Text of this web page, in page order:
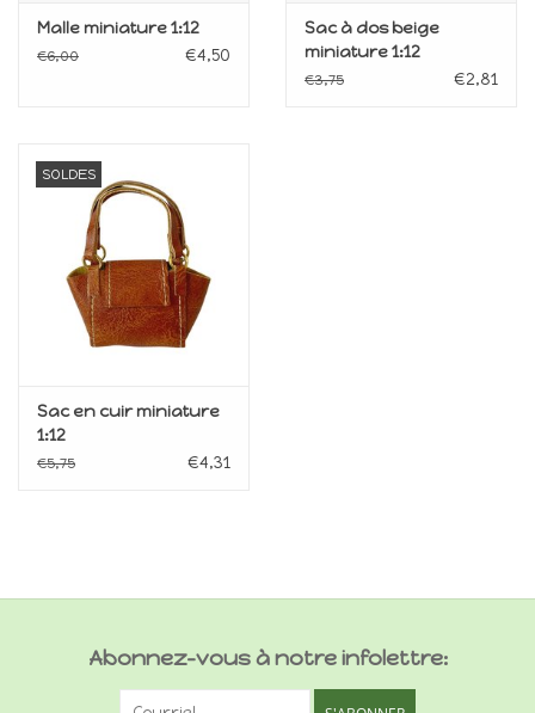
Malle miniature 1:12
€6,00 €4,50
Sac à dos beige
miniature 1:12
€3,75 €2,81
SOLDES
Sac en cuir miniature
1:12
€5,75 €4,31
Abonnez-vous à notre infolettre: